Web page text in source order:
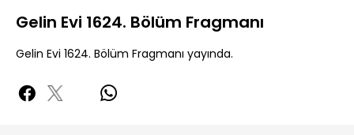
Gelin Evi 1624. Bölüm Fragmanı
Gelin Evi 1624. Bölüm Fragmanı yayında.